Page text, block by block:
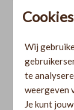
Cookies
Wij
te
weergeven
Je kunt